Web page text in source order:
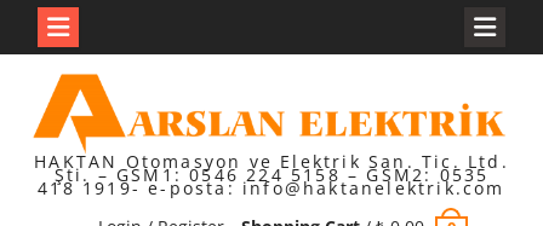
content
HAKTAN Otomasyon ve Elektrik San. Tic. Ltd.
Şti. – GSM1: 0546 224 5158 – GSM2: 0535
418 1919- e-posta: info@haktanelektrik.com